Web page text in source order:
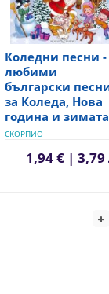
Коледни песни -
любими
български
за Коледа, Нова
година и зимата
СКОРПИО
1,94 € | 3,79